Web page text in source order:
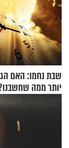
שבת נחמו: האם
יותר ממה